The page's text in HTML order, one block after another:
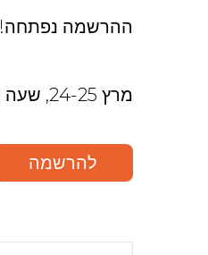
ההרשמה נפתחה!
מרץ 24-25, שעה 8:30-13:30
להרשמה